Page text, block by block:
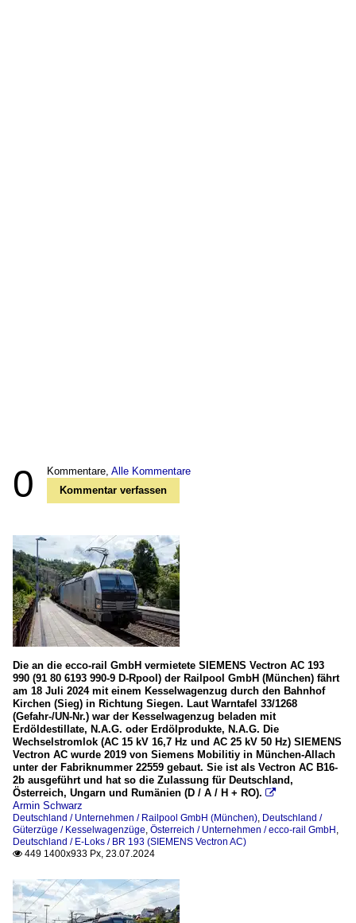
0 Kommentare, Alle Kommentare
Kommentar verfassen
Die an die ecco-rail GmbH vermietete SIEMENS Vectron AC 193
990 (91 80 6193 990-9 D-Rpool) der Railpool GmbH (München) fährt
am 18 Juli 2024 mit einem Kesselwagenzug durch den Bahnhof
Kirchen (Sieg) in Richtung Siegen. Laut Warntafel 33/1268
(Gefahr-/UN-Nr.) war der Kesselwagenzug beladen mit
Erdöldestillate, N.A.G. oder Erdölprodukte, N.A.G. Die
Wechselstromlok (AC 15 kV 16,7 Hz und AC 25 kV 50 Hz) SIEMENS
Vectron AC wurde 2019 von Siemens Mobilitiy in München-Allach
unter der Fabriknummer 22559 gebaut. Sie ist als Vectron AC B16-
2b ausgeführt und hat so die Zulassung für Deutschland,
Österreich, Ungarn und Rumänien (D / A / H + RO). 
Armin Schwarz
Deutschland / Unternehmen / Railpool GmbH (München), Deutschland /
Güterzüge / Kesselwagenzüge, Österreich / Unternehmen / ecco-rail GmbH,
Deutschland / E-Loks / BR 193 (SIEMENS Vectron AC)
 449 1400x933 Px, 23.07.2024